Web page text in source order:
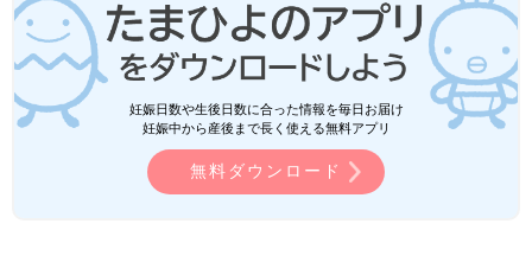
妊娠日数や生後日数に合った情報を毎日お届け
妊娠中から産後まで長く使える無料アプリ
無料ダウンロード